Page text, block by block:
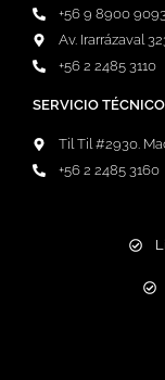
+56 9 8900
Av. Irarrázaval
+56 2 2485 3110
SERVICIO
Til Til #2930.
+56 2 2485 3160